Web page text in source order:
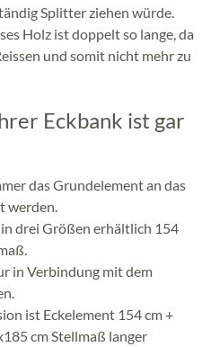
Splitter ziehen würde.
Holz ist doppelt so lange, da
und somit nicht mehr zu
Eckbank ist gar
das Grundelement an das
werden.
drei Größen erhältlich 154
in Verbindung mit dem
ist Eckelement 154 cm +
cm Stellmaß langer